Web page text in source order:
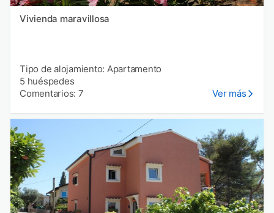
Vivienda maravillosa
Tipo de alojamiento: Apartamento
5 huéspedes
Comentarios: 7
Ver más